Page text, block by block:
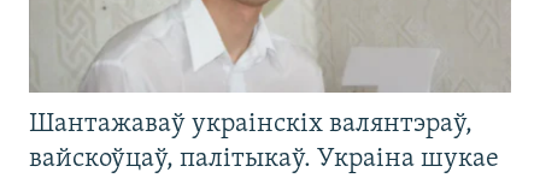
Шантажаваў украінскіх валянтэраў,
вайскоўцаў, палітыкаў. Украіна шукае